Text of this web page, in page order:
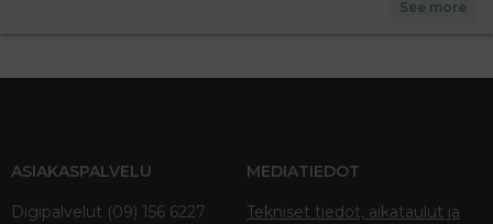
See more
ASIAKASPALVELU
Digipalvelut (09) 156 6227
MEDIATIEDOT
Tekniset tiedot, aikataulut ja